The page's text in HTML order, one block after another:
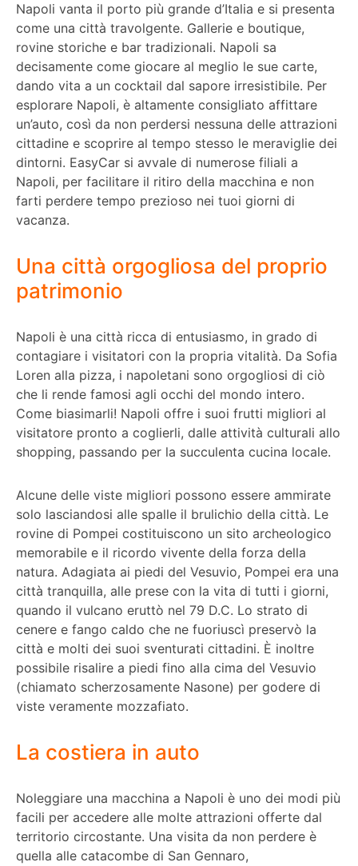
Napoli vanta il porto più grande d’Italia e si presenta
come una città travolgente. Gallerie e boutique,
rovine storiche e bar tradizionali. Napoli sa
decisamente come giocare al meglio le sue carte,
dando vita a un cocktail dal sapore irresistibile. Per
esplorare Napoli, è altamente consigliato affittare
un’auto, così da non perdersi nessuna delle attrazioni
cittadine e scoprire al tempo stesso le meraviglie dei
dintorni. EasyCar si avvale di numerose filiali a
Napoli, per facilitare il ritiro della macchina e non
farti perdere tempo prezioso nei tuoi giorni di
vacanza.
Una città orgogliosa del proprio
patrimonio
Napoli è una città ricca di entusiasmo, in grado di
contagiare i visitatori con la propria vitalità. Da Sofia
Loren alla pizza, i napoletani sono orgogliosi di ciò
che li rende famosi agli occhi del mondo intero.
Come biasimarli! Napoli offre i suoi frutti migliori al
visitatore pronto a coglierli, dalle attività culturali allo
shopping, passando per la succulenta cucina locale.
Alcune delle viste migliori possono essere ammirate
solo lasciandosi alle spalle il brulichio della città. Le
rovine di Pompei costituiscono un sito archeologico
memorabile e il ricordo vivente della forza della
natura. Adagiata ai piedi del Vesuvio, Pompei era una
città tranquilla, alle prese con la vita di tutti i giorni,
quando il vulcano eruttò nel 79 D.C. Lo strato di
cenere e fango caldo che ne fuoriuscì preservò la
città e molti dei suoi sventurati cittadini. È inoltre
possibile risalire a piedi fino alla cima del Vesuvio
(chiamato scherzosamente Nasone) per godere di
viste veramente mozzafiato.
La costiera in auto
Noleggiare una macchina a Napoli è uno dei modi più
facili per accedere alle molte attrazioni offerte dal
territorio circostante. Una visita da non perdere è
quella alle catacombe di San Gennaro,